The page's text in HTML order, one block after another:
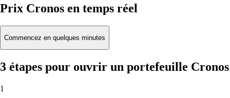
Prix Cronos en temps réel
Commencez en quelques minutes
3 étapes pour ouvrir un portefeuille Cronos
1